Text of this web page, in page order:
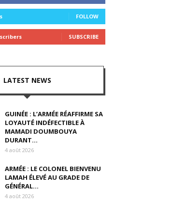
FOLLOW
SUBSCRIBE
LATEST NEWS
GUINÉE : L’ARMÉE RÉAFFIRME SA
LOYAUTÉ INDÉFECTIBLE À
MAMADI DOUMBOUYA
DURANT...
4 août 2026
ARMÉE : LE COLONEL BIENVENU
LAMAH ÉLEVÉ AU GRADE DE
GÉNÉRAL...
4 août 2026